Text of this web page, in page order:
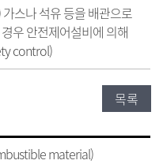
스나 석유 등을 배관으로
우 안전제어설비에 의해
control)
목록
material)